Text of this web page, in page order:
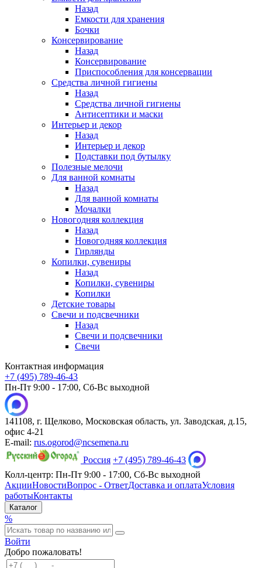
Назад
Емкости для хранения
Бочки
Консервирование
Назад
Консервирование
Приспособления для консервации
Средства личной гигиены
Назад
Средства личной гигиены
Антисептики и маски
Интерьер и декор
Назад
Интерьер и декор
Подставки под бутылку
Полезные мелочи
Для ванной комнаты
Назад
Для ванной комнаты
Мочалки
Новогодняя коллекция
Назад
Новогодняя коллекция
Гирлянды
Копилки, сувениры
Назад
Копилки, сувениры
Копилки
Детские товары
Свечи и подсвечники
Назад
Свечи и подсвечники
Свечи
Контактная информация
+7 (495) 789-46-43
Пн-Пт 9:00 - 17:00, Сб-Вс выходной
141108, г. Щелково, Московская область, ул. Заводская, д.15,
офис 4-21
E-mail: rus.ogorod@ncsemena.ru
Россия +7 (495) 789-46-43
Колл-центр: Пн-Пт 9:00 - 17:00, Сб-Вс выходной
АкцииНовостиВопрос - ОтветДоставка и оплатаУсловия
работыКонтакты
Каталог
%
Войти
Добро пожаловать!